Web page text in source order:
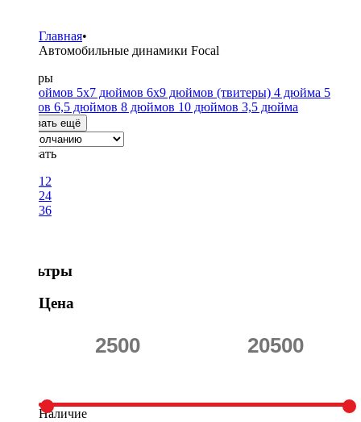
Главная•
Автомобильные динамики Focal
Размеры
4x6 дюймов 5x7 дюймов 6x9 дюймов (твитеры) 4 дюйма 5
дюймов 6,5 дюймов 8 дюймов 10 дюймов 3,5 дюйма
Показать ещё
Показать
12
24
36
Фильтры
Цена
Наличие